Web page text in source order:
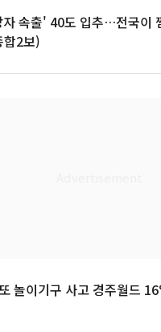
속출' 40도 입추…전국이
합2보)
놀이기구 사고 경주월드